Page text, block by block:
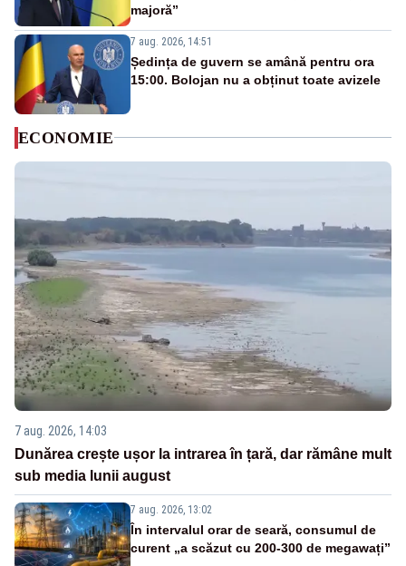
majoră”
7 aug. 2026, 14:51
Ședința de guvern se amână pentru ora
15:00. Bolojan nu a obținut toate avizele
ECONOMIE
7 aug. 2026, 14:03
Dunărea crește ușor la intrarea în țară, dar rămâne mult
sub media lunii august
7 aug. 2026, 13:02
În intervalul orar de seară, consumul de
curent „a scăzut cu 200-300 de megawați”